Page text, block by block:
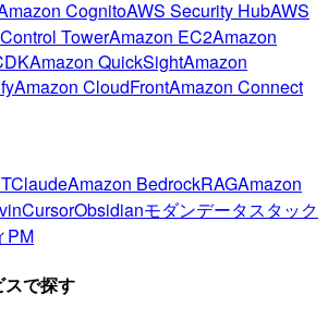
CognitoAWS Security HubAWS
TowerAmazon EC2Amazon
Amazon QuickSightAmazon
Amazon CloudFrontAmazon Connect
ClaudeAmazon BedrockRAGAmazon
CursorObsidianモダンデータスタック
PM
スで探す